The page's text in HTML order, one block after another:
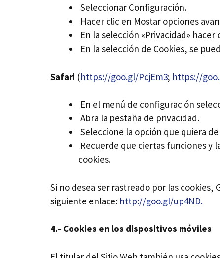
Seleccionar Configuración.
Hacer clic en Mostar opciones
En la selección «Privacidad»
En la selección de Cookies, se
Safari (https://goo.gl/PcjEm3; https://
En el menú de configuración
Abra la pestaña de privacidad.
Seleccione la opción que quiera
Recuerde que ciertas funciones y
cookies.
Si no desea ser rastreado por las
siguiente enlace: http://goo.gl/up4ND.
4.- Cookies en los dispositivos móviles